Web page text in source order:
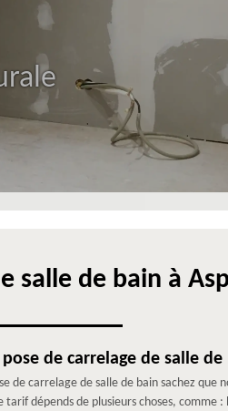
salle de bain à
pose de carrelage de salle
de carrelage de salle de bain sachez que
tarif dépends de plusieurs choses, comme